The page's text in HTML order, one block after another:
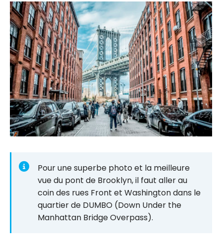
Pour une superbe photo et la meilleure
vue du pont de Brooklyn, il faut aller au
coin des rues Front et Washington dans le
quartier de DUMBO (Down Under the
Manhattan Bridge Overpass).